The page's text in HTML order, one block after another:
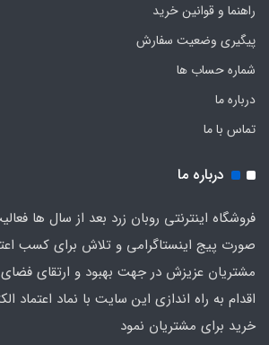
راهنما و قوانین خرید
پیگیری وضعیت سفارش
شماره حساب ها
درباره ما
تماس با ما
درباره ما
فروشگاه اینترنتی روبان زرد بعد از سال ها
صورت پیج اینستاگرامی و تلاش برای کسب
مشتریان عزیزش در جهت بهبود و ارتقای
اقدام به راه اندازی این سایت با نماد
خرید برای مشتریان نمود